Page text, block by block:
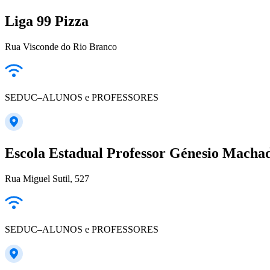
Liga 99 Pizza
Rua Visconde do Rio Branco
SEDUC–ALUNOS e PROFESSORES
Escola Estadual Professor Génesio
Rua Miguel Sutil, 527
SEDUC–ALUNOS e PROFESSORES